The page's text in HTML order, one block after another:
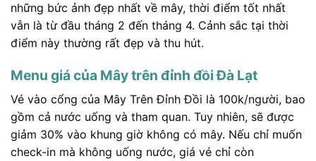
những bức ảnh đẹp nhất về mây, thời điểm tốt nhất
vẫn là từ đầu tháng 2 đến tháng 4. Cảnh sắc tại thời
điểm này thường rất đẹp và thu hút.
Menu giá của Mây trên đỉnh đồi Đà Lạt
Vé vào cổng của Mây Trên Đỉnh Đồi là 100k/người, bao
gồm cả nước uống và tham quan. Tuy nhiên, sẽ được
giảm 30% vào khung giờ không có mây. Nếu chỉ muốn
check-in mà không uống nước, giá vé chỉ còn